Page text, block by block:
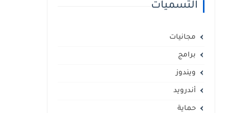
التسميات
مجانيات
برامج
ويندوز
أندرويد
حماية